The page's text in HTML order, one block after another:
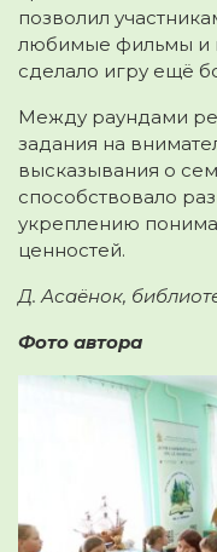
позволил
любимые фильмы и
сделало игру ещё
Между раундами
задания на
высказывания о
способствовало
укреплению
ценностей.
Д. Асаёнок,
Фото автора